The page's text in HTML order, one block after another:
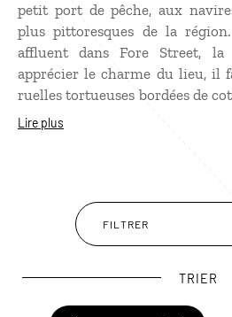
petit port de pêche, aux
plus pittoresques de la
affluent dans Fore Street,
apprécier le charme du lieu, il
ruelles tortueuses bordées de
à la chaux. Polperro fut aussi
Lire plus
FILTRER
TRIER